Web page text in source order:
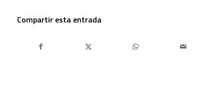
Compartir esta entrada